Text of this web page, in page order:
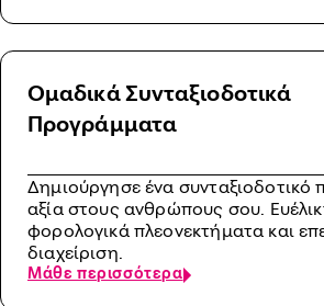
Ομαδικά Συνταξιοδοτικά
Προγράμματα
Δημιούργησε ένα συνταξιοδοτικό
αξία στους ανθρώπους σου.
φορολογικά πλεονεκτήματα και
διαχείριση.
Μάθε περισσότερα